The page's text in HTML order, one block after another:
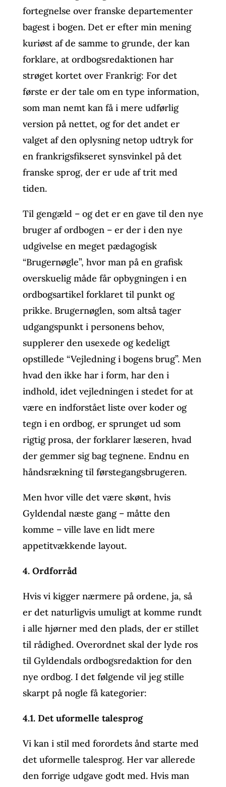
fortegnelse over franske departementer
bagest i bogen. Det er efter min mening
kuriøst af de samme to grunde, der kan
forklare, at ordbogsredaktionen har
strøget kortet over Frankrig: For det
første er der tale om en type information,
som man nemt kan få i mere udførlig
version på nettet, og for det andet er
valget af den oplysning netop udtryk for
en frankrigsfikseret synsvinkel på det
franske sprog, der er ude af trit med
tiden.
Til gengæld – og det er en gave til den nye
bruger af ordbogen – er der i den nye
udgivelse en meget pædagogisk
“Brugernøgle”, hvor man på en grafisk
overskuelig måde får opbygningen i en
ordbogsartikel forklaret til punkt og
prikke. Brugernøglen, som altså tager
udgangspunkt i personens behov,
supplerer den usexede og kedeligt
opstillede “Vejledning i bogens brug”. Men
hvad den ikke har i form, har den i
indhold, idet vejledningen i stedet for at
være en indforstået liste over koder og
tegn i en ordbog, er sprunget ud som
rigtig prosa, der forklarer læseren, hvad
der gemmer sig bag tegnene. Endnu en
håndsrækning til førstegangsbrugeren.
Men hvor ville det være skønt, hvis
Gyldendal næste gang – måtte den
komme – ville lave en lidt mere
appetitvækkende layout.
4. Ordforråd
Hvis vi kigger nærmere på ordene, ja, så
er det naturligvis umuligt at komme rundt
i alle hjørner med den plads, der er stillet
til rådighed. Overordnet skal der lyde ros
til Gyldendals ordbogsredaktion for den
nye ordbog. I det følgende vil jeg stille
skarpt på nogle få kategorier:
4.1. Det uformelle talesprog
Vi kan i stil med forordets ånd starte med
det uformelle talesprog. Her var allerede
den forrige udgave godt med. Hvis man